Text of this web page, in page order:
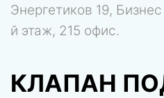
Энергетиков 19,
й этаж, 215 офис.
КЛАПАН